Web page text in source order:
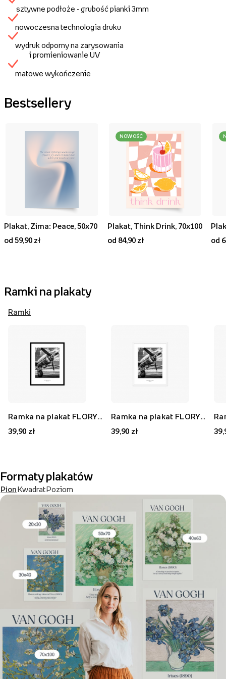
sztywne podłoże - grubość pianki 3mm
nowoczesna technologia druku
wydruk odporny na zarysowania
i promieniowanie UV
matowe wykończenie
Bestsellery
Plakat, Zima: Peace, 50x70
od 59,90 zł
NOWOŚĆ
Plakat, Think Drink, 70x100
od 84,90 zł
od
Ramki na plakaty
Ramki
39,90 zł
39,90 zł
Formaty plakatów
PionKwadratPoziom